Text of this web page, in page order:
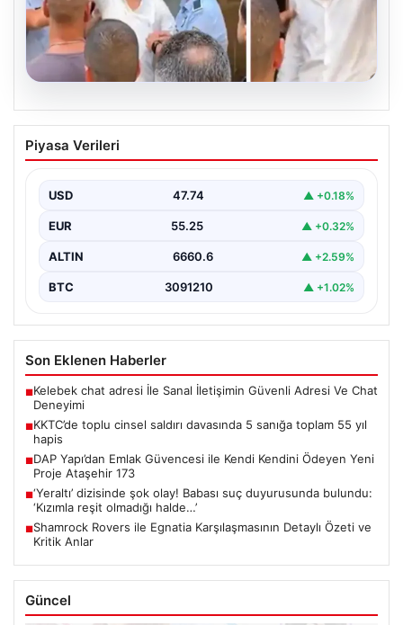
07.08.2026
KKTC’de toplu cinsel saldırı davasında 5
sanığa toplam 55 yıl hapis
gerçekleşen toplu cinsel saldırı ve bu saldırının…
Piyasa Verileri
USD 47.74 ▲ +0.18%
EUR 55.25 ▲ +0.32%
ALTIN 6660.6 ▲ +2.59%
BTC 3091210 ▲ +1.02%
Son Eklenen Haberler
■Kelebek chat adresi İle Sanal İletişimin Güvenli Adresi Ve Chat
Deneyimi
■KKTC’de toplu cinsel saldırı davasında 5 sanığa toplam 55 yıl
hapis
■DAP Yapı’dan Emlak Güvencesi ile Kendi Kendini Ödeyen Yeni
Proje Ataşehir 173
■‘Yeraltı’ dizisinde şok olay! Babası suç duyurusunda bulundu:
‘Kızımla reşit olmadığı halde…’
■Shamrock Rovers ile Egnatia Karşılaşmasının Detaylı Özeti ve
Kritik Anlar
Güncel